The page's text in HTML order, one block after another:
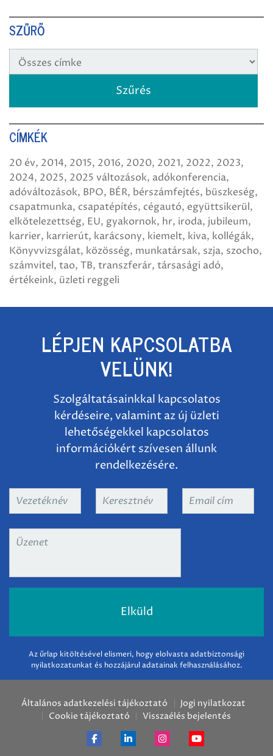
SZŰRŐ
CÍMKÉK
20 év 2014 2015 2016 2020 2021 2022 2023
2024 2025 2025 változások adókonferencia
adóváltozások BPO BÉR bérszámfejtés büszkeség
csapatmunka csapatépítés cégautó együttsikerül
elkötelezettség EU gyakornok hr iroda jubileum
karrier karrierút karácsony kiemelt kiva kollégák
Könyvvizsgálat közösség munkatársak szja szocho
számvitel tao TB transzferár társasági adó
értékeink üzleti reggeli
LÉPJEN KAPCSOLATBA
VELÜNK!
Szolgáltatásainkkal kapcsolatos
kérdéseire, valamint az új üzleti
lehetőségekkel kapcsolatos
információkért szívesen állunk
rendelkezésére.
Vezetéknév Keresztnév
Email
Üzenet
Az űrlap kitöltésével elismeri, hogy elolvasta adatbiztonsági
nyilatkozatunkat és hozzájárul adatainak felhasználásához.
Általános adatkezelési tájékoztató
Jogi nyilatkozat
Cookie tájékoztató
Visszaélés bejelentés